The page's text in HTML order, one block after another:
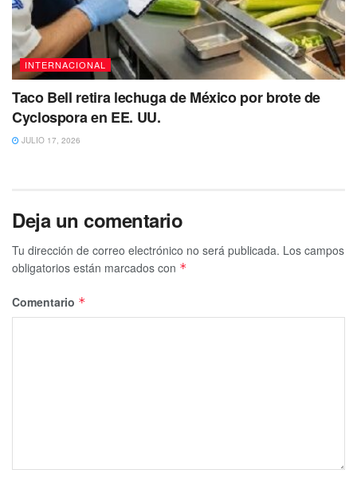
INTERNACIONAL
Taco Bell retira lechuga de México por brote de
Cyclospora en EE. UU.
JULIO 17, 2026
Deja un comentario
Tu dirección de correo electrónico no será publicada. Los campos
obligatorios están marcados con *
Comentario *